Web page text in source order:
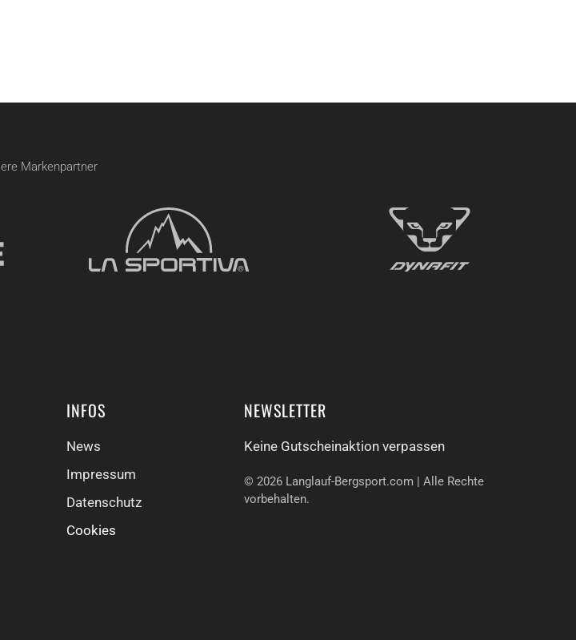
Markenpartner
INFOS
News
Impressum
Datenschutz
Cookies
NEWSLETTER
Keine Gutschein­aktion verpassen
©2026 Langlauf-Bergsport.com | Alle Rechte
vorbehalten.